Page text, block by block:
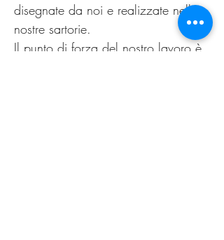
disegnate da noi e realizzate nelle
nostre sartorie.
Il punto di forza del nostro lavoro è